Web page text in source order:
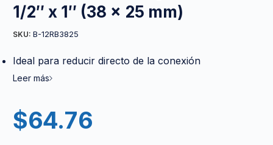
1/2″ x 1″ (38 x 25 mm)
SKU: B-12RB3825
Ideal para reducir directo de la conexión
Leer más
$64.76